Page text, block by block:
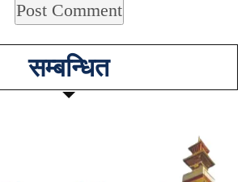
सम्बन्धित